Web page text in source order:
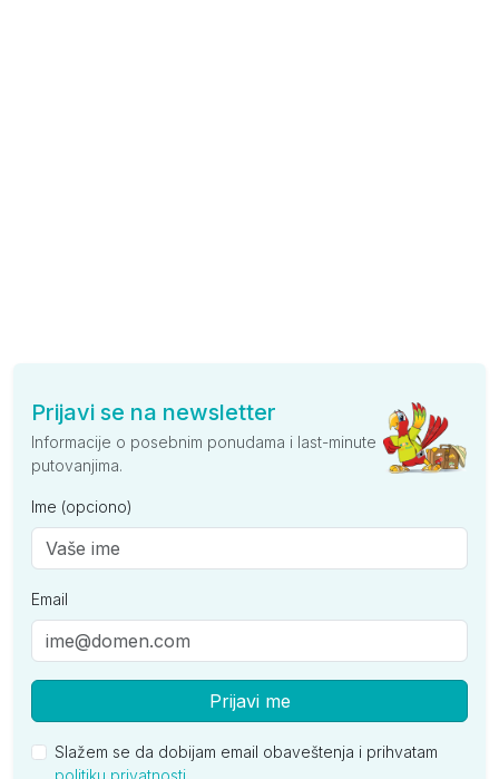
Prijavi se na newsletter
Informacije o posebnim ponudama i last-minute
putovanjima.
Ime (opciono)
Email
Prijavi me
Slažem se da dobijam email obaveštenja i prihvatam
politiku privatnosti.